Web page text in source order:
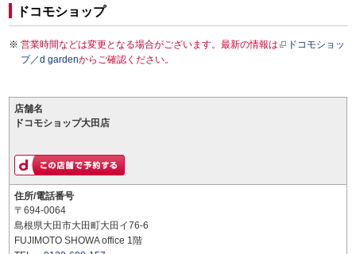
ドコモショップ
営業時間などは変更となる場合がございます。最新の情報は
ドコモショッ
プ／d gardenからご確認ください。
店舗名
ドコモショップ大田店
住所/電話番号
〒694-0064
島根県大田市大田町大田イ76-6
FUJIMOTO SHOWA office 1階